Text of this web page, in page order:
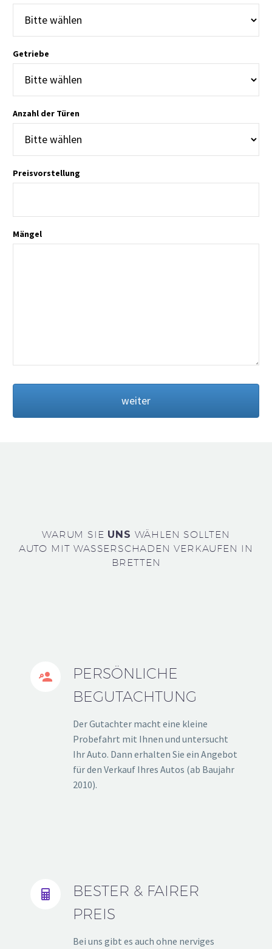
Getriebe
Anzahl der Türen
Preisvorstellung
Mängel
weiter
WARUM SIE UNS WÄHLEN SOLLTEN
AUTO MIT WASSERSCHADEN VERKAUFEN IN
BRETTEN


PERSÖNLICHE
BEGUTACHTUNG
Der Gutachter macht eine kleine
Probefahrt mit Ihnen und untersucht
Ihr Auto. Dann erhalten Sie ein Angebot
für den Verkauf Ihres Autos (ab Baujahr
2010).


BESTER & FAIRER
PREIS
Bei uns gibt es auch ohne nerviges